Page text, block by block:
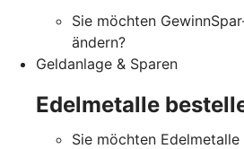
Sie möchten
ändern?
Geldanlage & Sparen
Edelmetalle
Sie möchten Edelmetalle